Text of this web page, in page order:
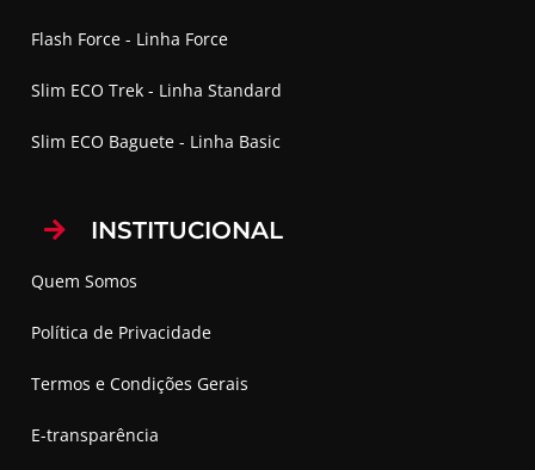
Flash Force - Linha Force
Slim ECO Trek - Linha Standard
Slim ECO Baguete - Linha Basic
INSTITUCIONAL
Quem Somos
Política de Privacidade
Termos e Condições Gerais
E-transparência